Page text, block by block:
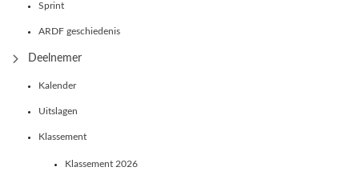
Sprint
ARDF geschiedenis
Deelnemer
Kalender
Uitslagen
Klassement
Klassement 2026